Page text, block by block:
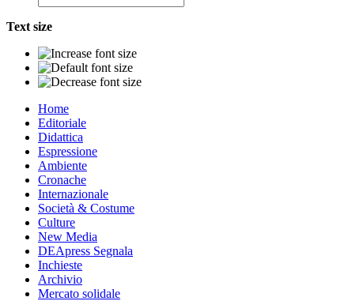
Text size
Home
Editoriale
Didattica
Espressione
Ambiente
Cronache
Internazionale
Società & Costume
Culture
New Media
DEApress Segnala
Inchieste
Archivio
Mercato solidale